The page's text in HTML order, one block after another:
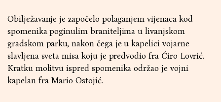
Obilježavanje je započelo polaganjem vijenaca kod
spomenika poginulim braniteljima u livanjskom
gradskom parku, nakon čega je u kapelici vojarne
slavljena sveta misa koju je predvodio fra Ćiro Lovrić.
Kratku molitvu ispred spomenika održao je vojni
kapelan fra Mario Ostojić.